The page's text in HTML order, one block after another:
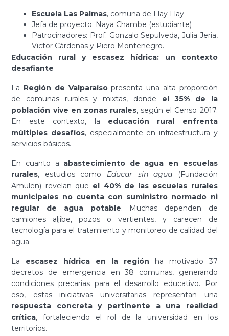
Escuela Las Palmas, comuna de Llay Llay
Jefa de proyecto: Naya Chambe (estudiante)
Patrocinadores: Prof. Gonzalo Sepulveda, Julia Jeria,
Victor Cárdenas y Piero Montenegro.
Educación rural y escasez hídrica: un contexto
desafiante
La Región de Valparaísopresenta una alta proporción
de comunas rurales y mixtas, donde el 35% de la
población vive en zonas rurales, según el Censo 2017.
En este contexto, la educación rural enfrenta
múltiples desafíos, especialmente en infraestructura y
servicios básicos.
En cuanto a abastecimiento de agua en escuelas
rurales, estudios como Educar sin agua (Fundación
Amulen) revelan que el 40% de las escuelas rurales
municipales no cuenta con suministro normado ni
regular de agua potable. Muchas dependen de
camiones aljibe, pozos o vertientes, y carecen de
tecnología para el tratamiento y monitoreo de calidad del
agua.
La escasez hídrica en la región ha motivado 37
decretos de emergencia en 38 comunas, generando
condiciones precarias para el desarrollo educativo. Por
eso, estas iniciativas universitarias representan una
respuesta concreta y pertinente a una realidad
crítica, fortaleciendo el rol de la universidad en los
territorios.